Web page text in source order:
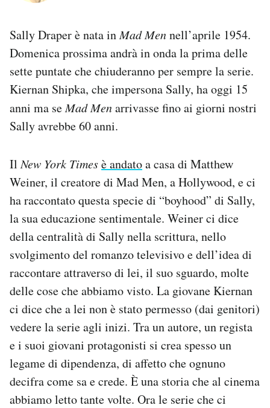
Sport
Mondiali calcio 2026
PODCAST
NEWSLETTER
I MIEI PREFERITI
SHOP
CALENDARIO
AREA PERSONALE
Area Personale
Newsletter
Regala il Post
Hai bisogno di aiuto?
Esci
Sally Draper è nata inMad Mennell’aprile 1954.
Domenica prossima andrà in onda la prima delle
sette puntate che chiuderanno per sempre la serie.
Kiernan Shipka, che impersona Sally, ha oggi 15
anni ma seMad Menarrivasse fino ai giorni nostri
Sally avrebbe 60 anni.
IlNew York Timesè andatoa casa di Matthew
Weiner, il creatore di Mad Men, a Hollywood, e ci
ha raccontato questa specie di “boyhood” di Sally,
la sua educazione sentimentale. Weiner ci dice
della centralità di Sally nella scrittura, nello
svolgimento del romanzo televisivo e dell’idea di
raccontare attraverso di lei, il suo sguardo, molte
delle cose che abbiamo visto. La giovane Kiernan
ci dice che a lei non è stato permesso (dai genitori)
vedere la serie agli inizi. Tra un autore, un regista
e i suoi giovani protagonisti si crea spesso un
legame di dipendenza, di affetto che ognuno
decifra come sa e crede. È una storia che al cinema
abbiamo letto tante volte. Ora le serie che ci